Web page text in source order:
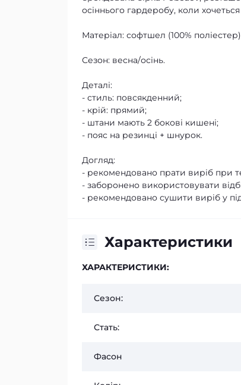
осіннього гардеробу, коли
Матеріал: софтшел (100%
Сезон: весна/осінь.
Деталі:
- стиль: повсякденний;
- крій: прямий;
- штани мають 2 бокові кишені;
- пояс на резинці + шнурок.
Догляд:
- рекомендовано прати виріб при
- заборонено використовувати
- рекомендовано сушити виріб у
Характеристики
ХАРАКТЕРИСТИКИ:
Сезон:
Стать:
Фасон